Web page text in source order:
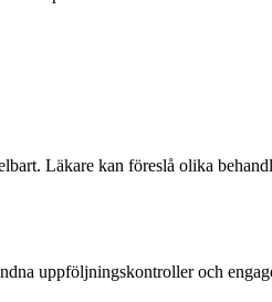
Läkare kan föreslå olika
uppföljningskontroller och